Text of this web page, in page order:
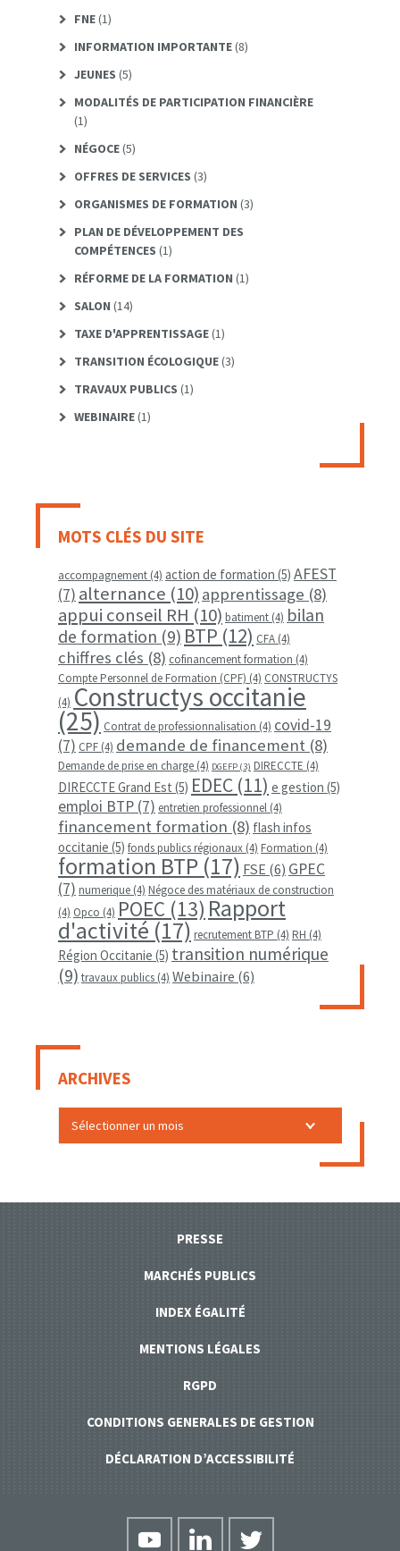
FNE(1)
INFORMATION IMPORTANTE(8)
JEUNES (5)
MODALITÉS DE PARTICIPATION FINANCIÈRE
(1)
NÉGOCE(5)
OFFRES DE SERVICES (3)
ORGANISMES DE FORMATION (3)
PLAN DE DÉVELOPPEMENT DES
COMPÉTENCES (1)
RÉFORME DE LA FORMATION (1)
SALON (14)
TAXE D'APPRENTISSAGE(1)
TRANSITION ÉCOLOGIQUE(3)
TRAVAUX PUBLICS (1)
WEBINAIRE(1)
MOTS CLÉS DU SITE
accompagnement (4) action de formation (5) AFEST
(7) alternance (10) apprentissage (8)
appui conseil RH (10) batiment (4) bilan
de formation (9) BTP (12) CFA (4)
chiffres clés (8) cofinancement formation (4)
Compte Personnel de Formation (CPF) (4) CONSTRUCTYS
(4) Constructys occitanie
(25) Contrat de professionnalisation (4) covid-19
(7) CPF (4) demande de financement (8)
Demande de prise en charge (4) DGEFP (3) DIRECCTE (4)
DIRECCTE Grand Est (5) EDEC (11) e gestion (5)
emploi BTP (7) entretien professionnel (4)
financement formation (8) flash infos
occitanie (5) fonds publics régionaux (4) Formation (4)
formation BTP (17) FSE (6) GPEC
(7) numerique (4) Négoce des matériaux de construction
(4) Opco (4) POEC (13) Rapport
d'activité (17) recrutement BTP (4) RH (4)
Région Occitanie (5) transition numérique
(9) travaux publics (4) Webinaire (6)
ARCHIVES
PRESSE
MARCHÉS PUBLICS
INDEX ÉGALITÉ
MENTIONS LÉGALES
RGPD
CONDITIONS GENERALES DE GESTION
DÉCLARATION D’ACCESSIBILITÉ